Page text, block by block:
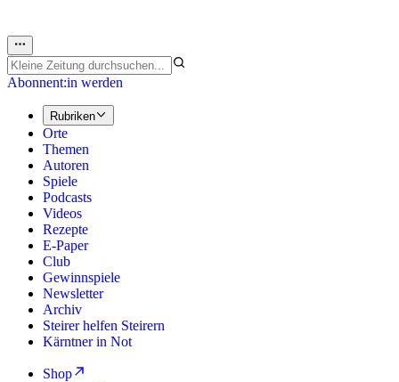
Abonnent:in werden
Rubriken
Orte
Themen
Autoren
Spiele
Podcasts
Videos
Rezepte
E-Paper
Club
Gewinnspiele
Newsletter
Archiv
Steirer helfen Steirern
Kärntner in Not
Shop